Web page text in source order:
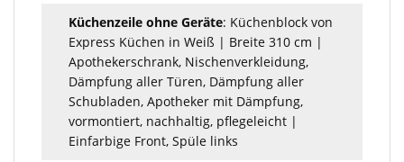
Küchenzeile ohne Geräte: Küchenblock von
Express Küchen in Weiß | Breite 310 cm |
Apothekerschrank, Nischenverkleidung,
Dämpfung aller Türen, Dämpfung aller
Schubladen, Apotheker mit Dämpfung,
vormontiert, nachhaltig, pflegeleicht |
Einfarbige Front, Spüle links